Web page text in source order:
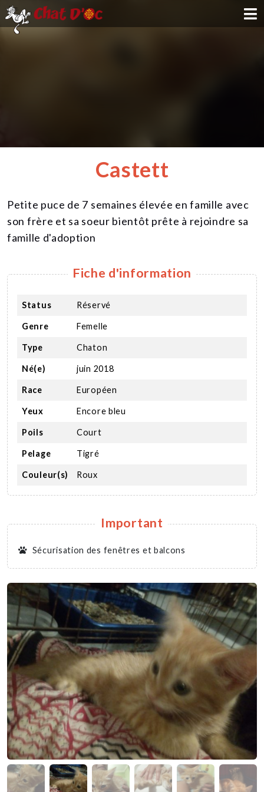
NOUS SOUTENIR
CONTACT
Nous soutenir
Mentions légales
Contact
Castett
Petite puce de 7 semaines élevée en famille avec
son frère et sa soeur bientôt prête à rejoindre sa
famille d'adoption
Fiche d'information
Status Réservé
Genre Femelle
Type Chaton
Né(e) juin 2018
Race Européen
Yeux Encore bleu
Poils Court
Pelage Tigré
Couleur(s) Roux
Important
Sécurisation des fenêtres et balcons